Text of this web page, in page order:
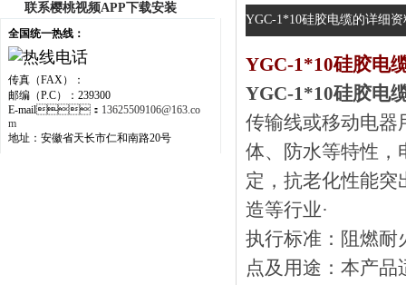
联系樱桃视频APP下载安装
全国统一热线：
传真（FAX）：
邮编（P.C）：239300
E-mail： 13625509106@163.co
m
地址：安徽省天长市仁和南路20号
YGC-1*10硅胶电缆的详细资料
YGC-1*10硅胶电
YGC-1*10硅胶电
传输线或移动电器用
体、防水等特性
定，抗老化性能突
造等行业·
执行标准：阻
点及用途：本